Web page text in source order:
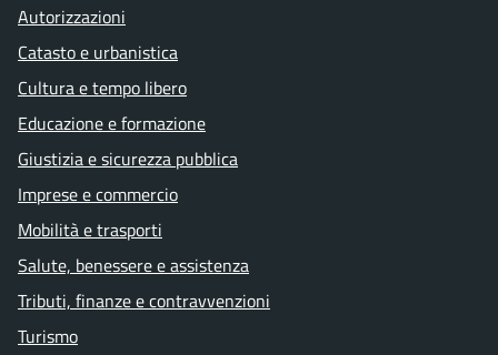
Autorizzazioni
Catasto e urbanistica
Cultura e tempo libero
Educazione e formazione
Giustizia e sicurezza pubblica
Imprese e commercio
Mobilità e trasporti
Salute, benessere e assistenza
Tributi, finanze e contravvenzioni
Turismo